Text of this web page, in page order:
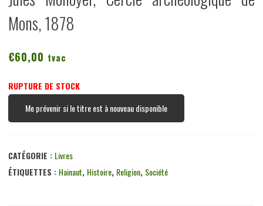
Mons, 1878
€60,00 tvac
RUPTURE DE STOCK
Me prévenir si le titre est à nouveau disponible
CATÉGORIE : Livres
ÉTIQUETTES : Hainaut, Histoire, Religion, Société